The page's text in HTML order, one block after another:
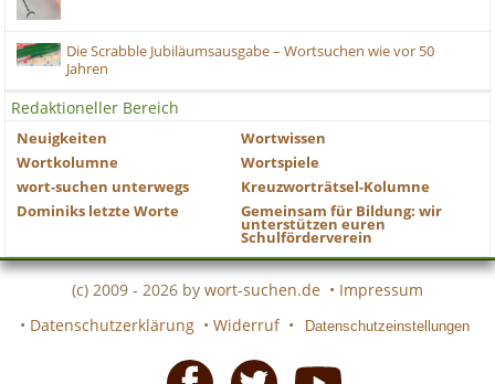
Die Scrabble Jubiläumsausgabe – Wortsuchen wie vor 50
Jahren
Redaktioneller Bereich
Neuigkeiten
Wortwissen
Wortkolumne
Wortspiele
wort-suchen unterwegs
Kreuzworträtsel-Kolumne
Dominiks letzte Worte
Gemeinsam für Bildung: wir
unterstützen euren
Schulförderverein
(c) 2009 - 2026 by wort-suchen.de • Impressum
• Datenschutzerklärung • Widerruf • Datenschutzeinstellungen